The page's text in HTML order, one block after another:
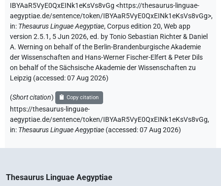
IBYAaR5VyE0QxEINk1eKsVs8vGg <https://thesaurus-linguae-
aegyptiae.de/sentence/token/IBYAaR5VyE0QxEINk1eKsVs8vGg>,
in: Thesaurus Linguae Aegyptiae,Corpus edition 20, Web app
version 2.5.1, 5 Jun 2026, ed. by Tonio Sebastian Richter & Daniel
A. Werning on behalf of the Berlin-Brandenburgische Akademie
der Wissenschaften and Hans-Werner Fischer-Elfert & Peter Dils
on behalf of the Sächsische Akademie der Wissenschaften zu
Leipzig (accessed:07 Aug 2026)
(Short citation) Copy citation
https://thesaurus-linguae-
aegyptiae.de/sentence/token/IBYAaR5VyE0QxEINk1eKsVs8vGg,
in: Thesaurus Linguae Aegyptiae (accessed:07 Aug 2026)
Thesaurus Linguae Aegyptiae